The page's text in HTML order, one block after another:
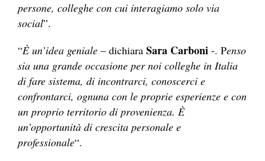
persone, colleghe con cui interagiamo solo via
social”.
“È un’idea geniale – dichiara Sara Carboni -. Penso
sia una grande occasione per noi colleghe in Italia
di fare sistema, di incontrarci, conoscerci e
confrontarci, ognuna con le proprie esperienze e con
un proprio territorio di provenienza. È
un’opportunità di crescita personale e
professionale“.